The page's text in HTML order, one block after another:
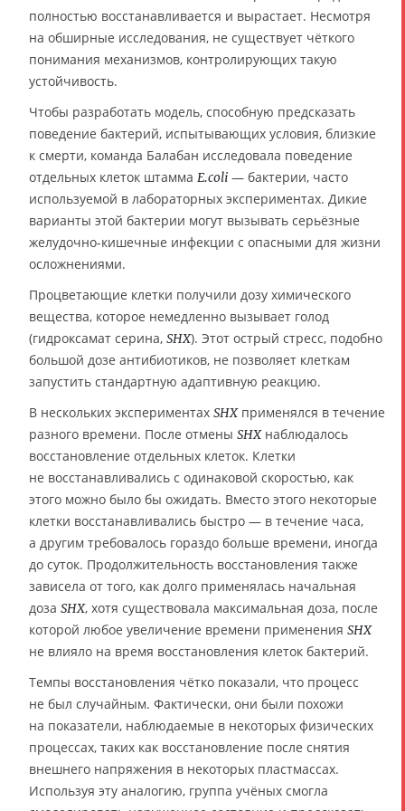
полностью восстанавливается и вырастает. Несмотря
на обширные исследования, не существует чёткого
понимания механизмов, контролирующих такую
устойчивость.
Чтобы разработать модель, способную предсказать
поведение бактерий, испытывающих условия, близкие
к смерти, команда Балабан исследовала поведение
отдельных клеток штамма E.coli — бактерии, часто
используемой в лабораторных экспериментах. Дикие
варианты этой бактерии могут вызывать серьёзные
желудочно-кишечные инфекции с опасными для жизни
осложнениями.
Процветающие клетки получили дозу химического
вещества, которое немедленно вызывает голод
(гидроксамат серина, SHX). Этот острый стресс, подобно
большой дозе антибиотиков, не позволяет клеткам
запустить стандартную адаптивную реакцию.
В нескольких экспериментах SHXприменялся в течение
разного времени. После отмены SHXнаблюдалось
восстановление отдельных клеток. Клетки
не восстанавливались с одинаковой скоростью, как
этого можно было бы ожидать. Вместо этого некоторые
клетки восстанавливались быстро — в течение часа,
а другим требовалось гораздо больше времени, иногда
до суток. Продолжительность восстановления также
зависела от того, как долго применялась начальная
доза SHX, хотя существовала максимальная доза, после
которой любое увеличение времени применения SHX
не влияло на время восстановления клеток бактерий.
Темпы восстановления чётко показали, что процесс
не был случайным. Фактически, они были похожи
на показатели, наблюдаемые в некоторых физических
процессах, таких как восстановление после снятия
внешнего напряжения в некоторых пластмассах.
Используя эту аналогию, группа учёных смогла